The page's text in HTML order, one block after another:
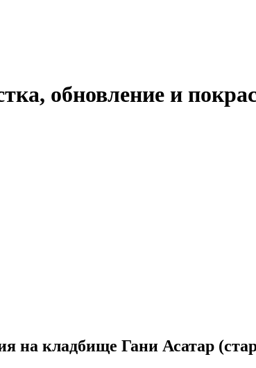
обновление и
на кладбище Гани Асатар